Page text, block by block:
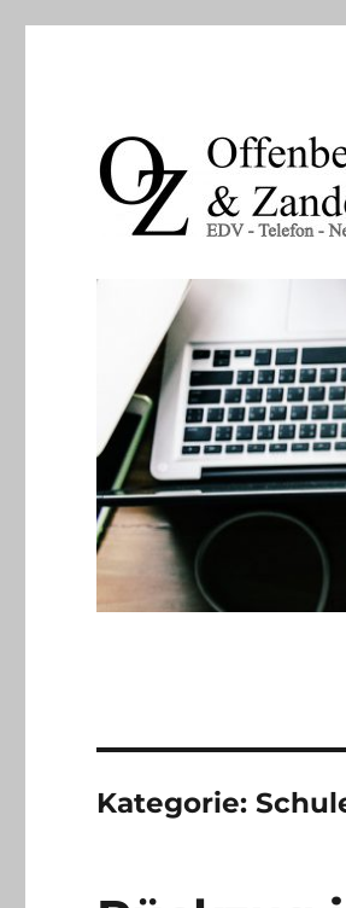
offenberg &
info@oz-it.de
Kategorie: